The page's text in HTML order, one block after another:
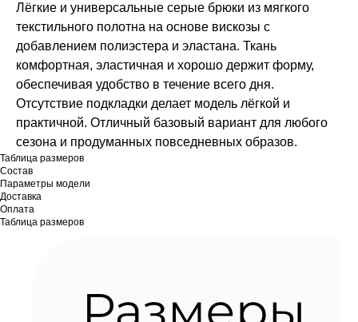
Лёгкие и универсальные серые брюки из мягкого
текстильного полотна на основе вискозы с
добавлением полиэстера и эластана. Ткань
комфортная, эластичная и хорошо держит форму,
обеспечивая удобство в течение всего дня.
Отсутствие подкладки делает модель лёгкой и
практичной. Отличный базовый вариант для любого
сезона и продуманных повседневных образов.
Таблица размеров
Состав
Параметры модели
Доставка
Оплата
Таблица размеров